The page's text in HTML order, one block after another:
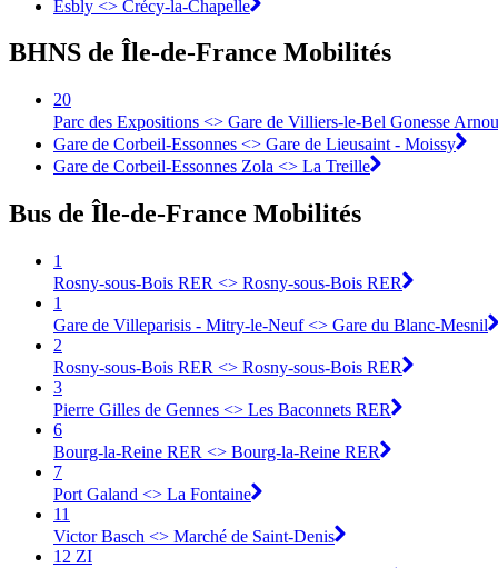
Esbly <> Crécy-la-Chapelle
BHNS de Île-de-France Mobilités
20
Parc des Expositions <> Gare de Villiers-le-Bel Gonesse
Gare de Corbeil-Essonnes <> Gare de Lieusaint - Moissy
Gare de Corbeil-Essonnes Zola <> La Treille
Bus de Île-de-France Mobilités
1
Rosny-sous-Bois RER <> Rosny-sous-Bois RER
1
Gare de Villeparisis - Mitry-le-Neuf <> Gare du Blanc-Mesnil
2
Rosny-sous-Bois RER <> Rosny-sous-Bois RER
3
Pierre Gilles de Gennes <> Les Baconnets RER
6
Bourg-la-Reine RER <> Bourg-la-Reine RER
7
Port Galand <> La Fontaine
11
Victor Basch <> Marché de Saint-Denis
12 ZI